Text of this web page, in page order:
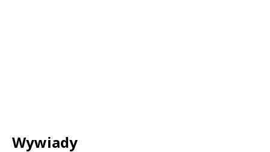
Wywiady